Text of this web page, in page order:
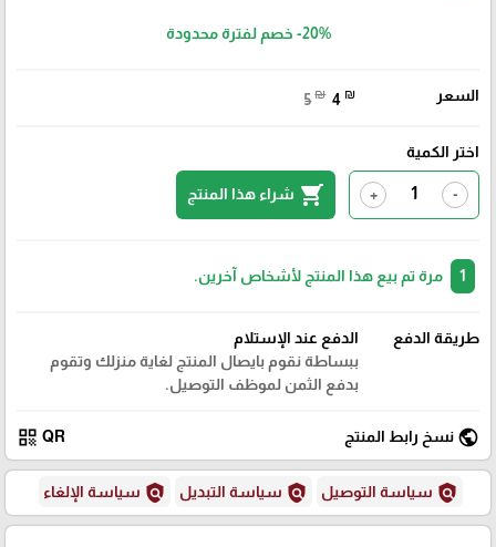
-20% خصم لفترة محدودة
السعر 5 ₪ 4 ₪
اختر الكمية
-
+
shopping_cart شراء هذا المنتج
مرة تم بيع هذا المنتج لأشخاص آخرين.
طريقة الدفع
الدفع عند الإستلام
ببساطة نقوم بايصال المنتج لغاية منزلك وتقوم
بدفع الثمن لموظف التوصيل.
public نسخ رابط المنتج QR
qr_code
policy سياسة التوصيل policy سياسة التبديل policy سياسة الإلغاء